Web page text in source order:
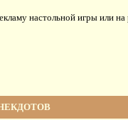
настольной игры или на